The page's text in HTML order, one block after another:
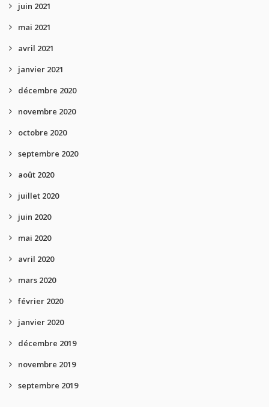
juin 2021
mai 2021
avril 2021
janvier 2021
décembre 2020
novembre 2020
octobre 2020
septembre 2020
août 2020
juillet 2020
juin 2020
mai 2020
avril 2020
mars 2020
février 2020
janvier 2020
décembre 2019
novembre 2019
septembre 2019